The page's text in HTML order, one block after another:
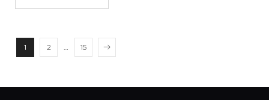
1 2 … 15